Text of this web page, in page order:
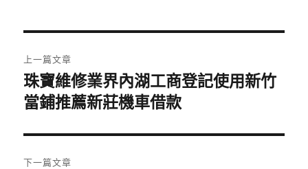
章
導
覽
上一篇文章
上
一
文
章:
珠寶維修業界內湖工商登記使用新竹
當鋪推薦新莊機車借款
下一篇文章